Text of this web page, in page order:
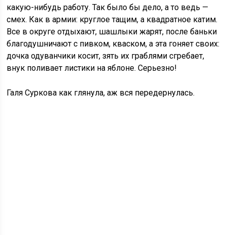
какую-нибудь работу. Так было бы дело, а то ведь —
смех. Как в армии: круглое тащим, а квадратное катим.
Все в округе отдыхают, шашлыки жарят, после баньки
благодушничают с пивком, кваском, а эта гоняет своих:
дочка одуванчики косит, зять их граблями сгребает,
внук поливает листики на яблоне. Серьезно!
Галя Суркова как глянула, аж вся передернулась.